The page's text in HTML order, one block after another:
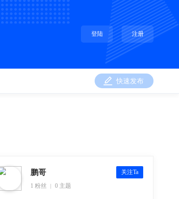
登陆 注册
快速发布
鹏哥
关注Ta
1 粉丝
0 主题